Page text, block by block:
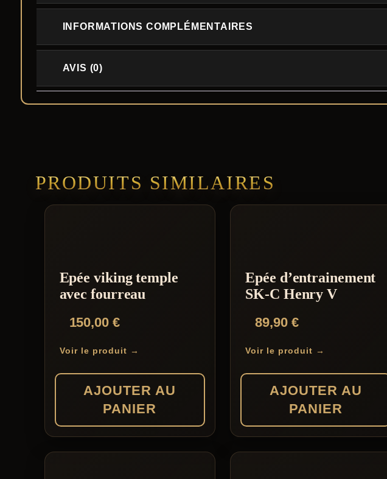
INFORMATIONS COMPLÉMENTAIRES
AVIS (0)
PRODUITS SIMILAIRES
Epée viking temple
avec fourreau
150,00 €
Voir le produit →
AJOUTER AU
PANIER
Epée d’entrainement
SK-C Henry V
89,90 €
Voir le produit →
AJOUTER AU
PANIER